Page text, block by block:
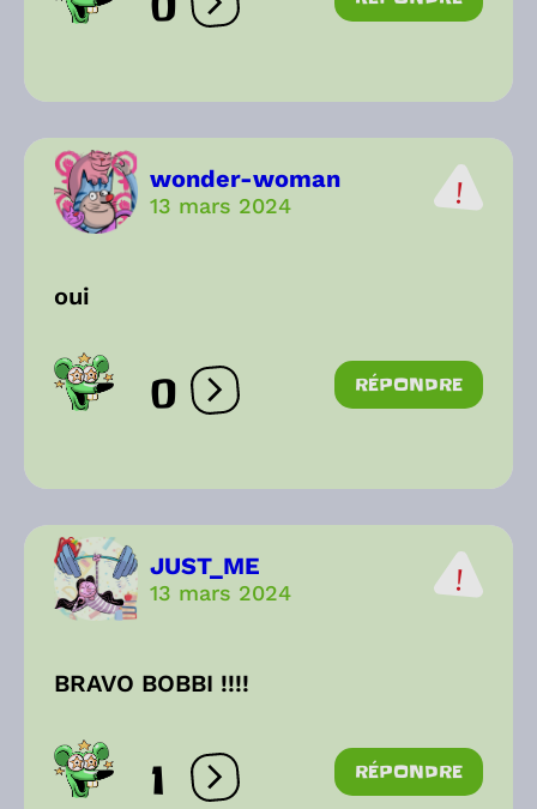
Ouvrir les réactions
wonder-woman
13 mars 2024
oui
0 Ouvrir les réactions
RÉPONDRE
JUST_ME
13 mars 2024
BRAVO BOBBI !!!!
1 Ouvrir les réactions
RÉPONDRE